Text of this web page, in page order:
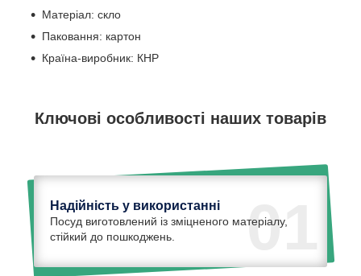
Матеріал: скло
Паковання: картон
Країна-виробник: КНР
Ключові особливості наших товарів
01
Надійність у використанні
Посуд виготовлений із зміцненого матеріалу,
стійкий до пошкоджень.